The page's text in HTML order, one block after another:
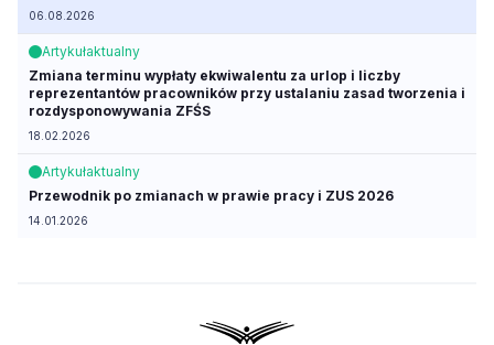
06.08.2026
Artykułaktualny
Zmiana terminu wypłaty ekwiwalentu za urlop i liczby
reprezentantów pracowników przy ustalaniu zasad tworzenia i
rozdysponowywania ZFŚS
18.02.2026
Artykułaktualny
Przewodnik po zmianach w prawie pracy i ZUS 2026
14.01.2026